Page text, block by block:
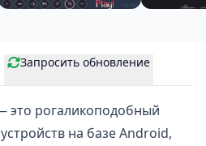
Запросить обновление
это рогаликоподобный
на базе Android,